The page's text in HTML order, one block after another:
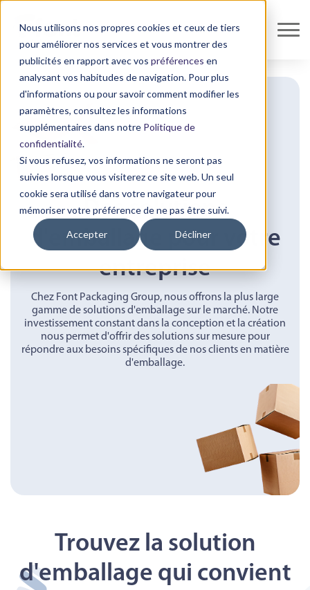
Nous utilisons nos propres cookies et ceux de tiers
pour améliorer nos services et vous montrer des
publicités en rapport avec vos préférences en
analysant vos habitudes de navigation. Pour plus
d'informations ou pour savoir comment modifier les
paramètres, consultez les informations
supplémentaires dans notre Politique de
confidentialité.
Si vous refusez, vos informations ne seront pas
suivies lorsque vous visiterez ce site web. Un seul
cookie sera utilisé dans votre navigateur pour
mémoriser votre préférence de ne pas être suivi.
Accepter Décliner
Des solutions
d'emballage pour votre
entreprise
Chez Font Packaging Group, nous offrons la plus large
gamme de solutions d'emballage sur le marché. Notre
investissement constant dans la conception et la création
nous permet d'offrir des solutions sur mesure pour
répondre aux besoins spécifiques de nos clients en matière
d'emballage.
Trouvez la solution
d'emballage qui convient